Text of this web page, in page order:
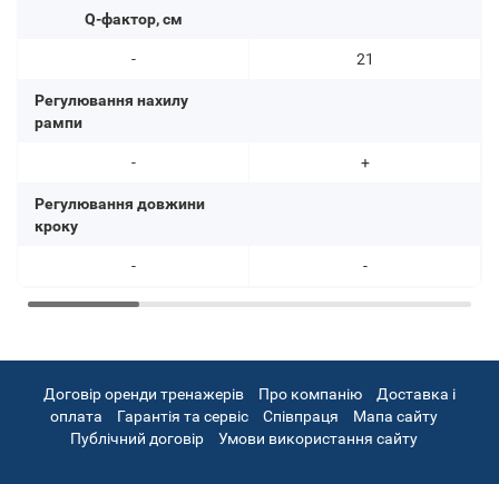
Q-фактор, см
-
Регулювання нахилу
рампи
-
Регулювання довжини
кроку
-
21
+
-
Договір оренди тренажерів Про компанію
Доставка і
оплата
Гарантія та сервіс Співпраця
Мапа сайту
Публічний договір
Умови використання сайту